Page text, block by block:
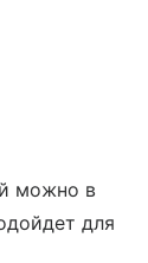
можно в
для